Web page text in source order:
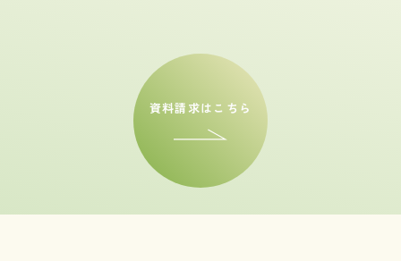
資料請求はこちら